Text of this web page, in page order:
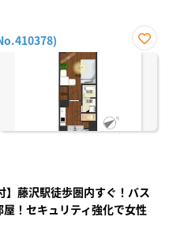
お気
】藤沢駅徒歩圏内すぐ！バス
！セキュリティ強化で女性